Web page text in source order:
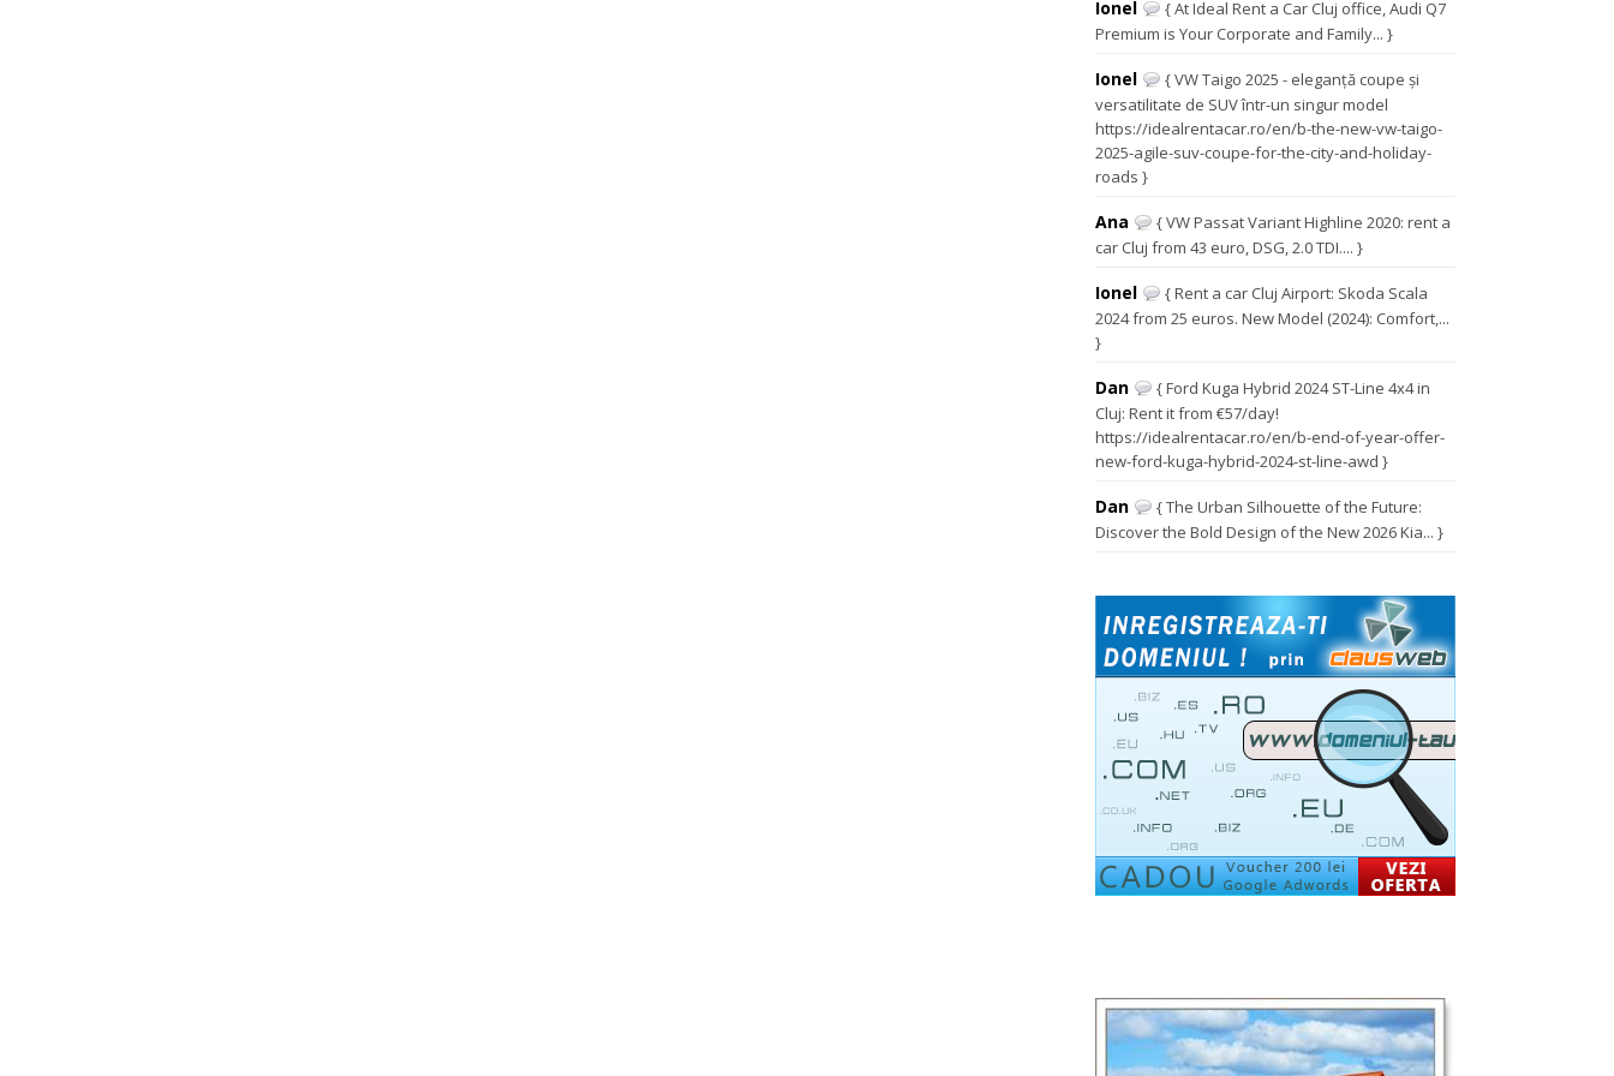
Ionel
{ At Ideal Rent a Car Cluj office, Audi Q7
Premium is Your Corporate and Family... }
Ionel
{ VW Taigo 2025 - eleganță coupe și
versatilitate de SUV într-un singur model
https://idealrentacar.ro/en/b-the-new-vw-taigo-
2025-agile-suv-coupe-for-the-city-and-holiday-
roads }
Ana
{ VW Passat Variant Highline 2020: rent a
car Cluj from 43 euro, DSG, 2.0 TDI.... }
Ionel
{ Rent a car Cluj Airport: Skoda Scala
2024 from 25 euros. New Model (2024): Comfort,...
}
Dan
{ Ford Kuga Hybrid 2024 ST-Line 4x4 in
Cluj: Rent it from €57/day!
https://idealrentacar.ro/en/b-end-of-year-offer-
new-ford-kuga-hybrid-2024-st-line-awd }
Dan
{ The Urban Silhouette of the Future:
Discover the Bold Design of the New 2026 Kia... }